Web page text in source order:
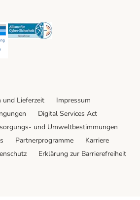
Security Security
und Lieferzeit
Impressum
Digital Services Act
und Umweltbestimmungen
Partnerprogramme
Karriere
Erklärung zur Barrierefreiheit